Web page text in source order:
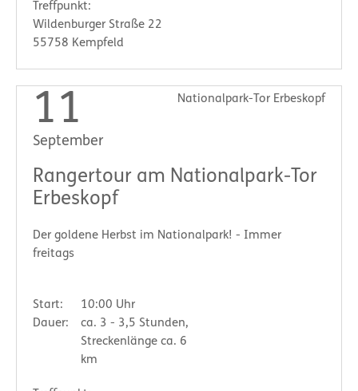
Treffpunkt:
Wildenburger Straße 22
55758 Kempfeld
11
September
Nationalpark-Tor Erbeskopf
Rangertour am Nationalpark-Tor
Erbeskopf
Der goldene Herbst im Nationalpark! - Immer
freitags
Start:
10:00 Uhr
Dauer:
ca. 3 - 3,5 Stunden,
Streckenlänge ca. 6
km